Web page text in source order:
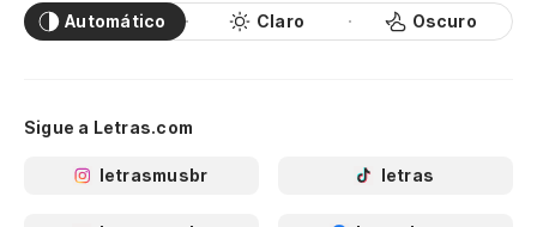
Automático Claro Oscuro
Sigue a Letras.com
letrasmusbr letras